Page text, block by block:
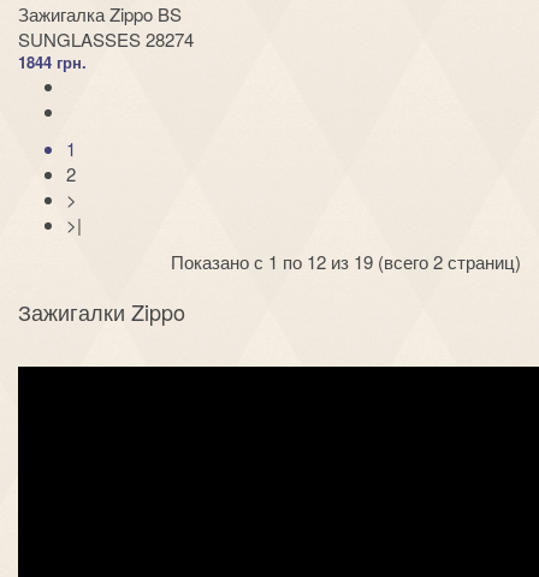
Зажигалка Zippo BS
SUNGLASSES 28274
1844 грн.
1
2
>
>|
Показано с 1 по 12 из 19 (всего 2 страниц)
Зажигалки Zippo